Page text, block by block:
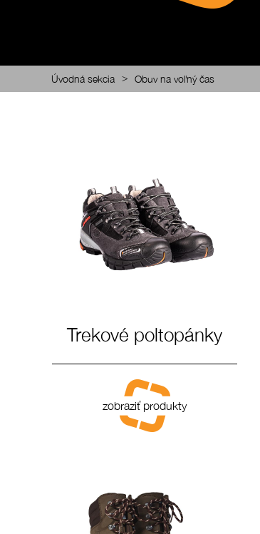
Úvodná sekcia > Obuv na voľný čas
Trekové poltopánky
zobraziť produkty